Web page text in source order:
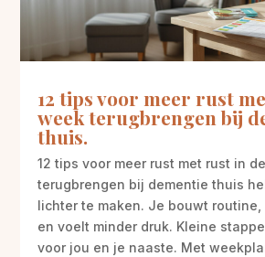
12 tips voor meer rust
week terugbrengen bij
thuis.
12 tips voor meer rust met rust in
terugbrengen bij dementie thuis
lichter te maken. Je bouwt
en voelt minder druk. Kleine
voor jou en je naaste. Met